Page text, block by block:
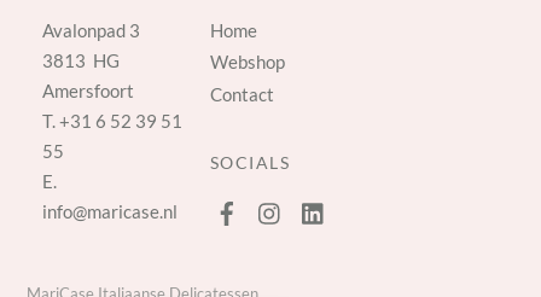
Avalonpad 3
3813 HG
Amersfoort
T.+31 6 52 39 51
55
E.
info@maricase.nl
Home
Webshop
Contact
SOCIALS
MariCase Italiaanse Delicatessen